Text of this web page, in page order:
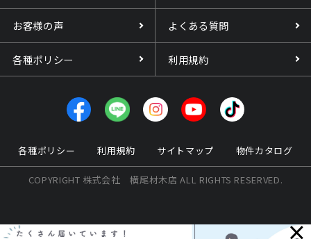
お客様の声 よくある質問
各種ポリシー 利用規約
各種ポリシー 利用規約 サイトマップ 物件カタログ
COPYRIGHT 株式会社 横尾材木店 ALL RIGHTS RESERVED.
×